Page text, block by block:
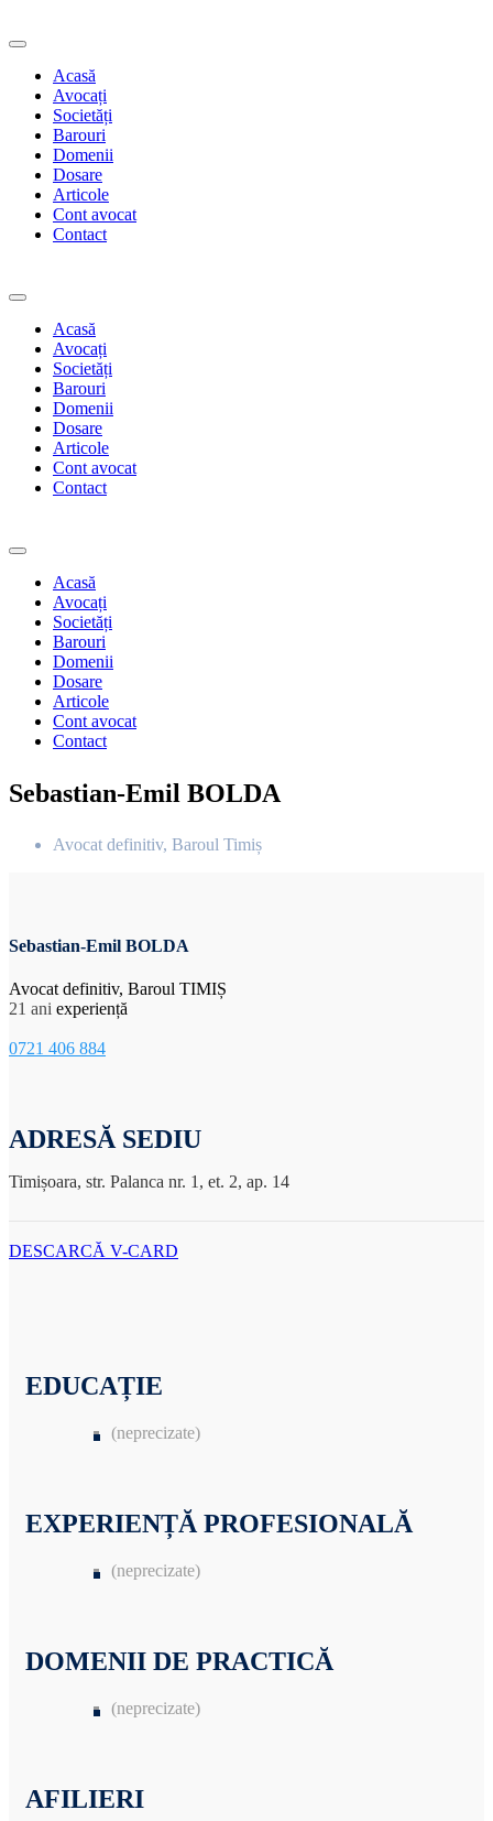
Acasă
Avocați
Societăți
Barouri
Domenii
Dosare
Articole
Cont avocat
Contact
Acasă
Avocați
Societăți
Barouri
Domenii
Dosare
Articole
Cont avocat
Contact
Acasă
Avocați
Societăți
Barouri
Domenii
Dosare
Articole
Cont avocat
Contact
Sebastian-Emil BOLDA
Avocat definitiv, Baroul Timiș
Sebastian-Emil BOLDA
Avocat definitiv, Baroul TIMIȘ
21 ani experiență
0721 406 884
ADRESĂ SEDIU
Timișoara, str. Palanca nr. 1, et. 2, ap. 14
DESCARCĂ V-CARD
EDUCAȚIE
(neprecizate)
EXPERIENȚĂ PROFESIONALĂ
(neprecizate)
DOMENII DE PRACTICĂ
(neprecizate)
AFILIERI